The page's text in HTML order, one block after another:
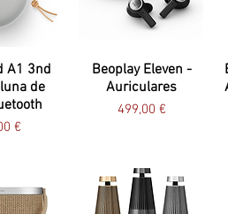
A1 3nd
de
€
Beoplay Eleven -
Auriculares
Preço
499,00 €